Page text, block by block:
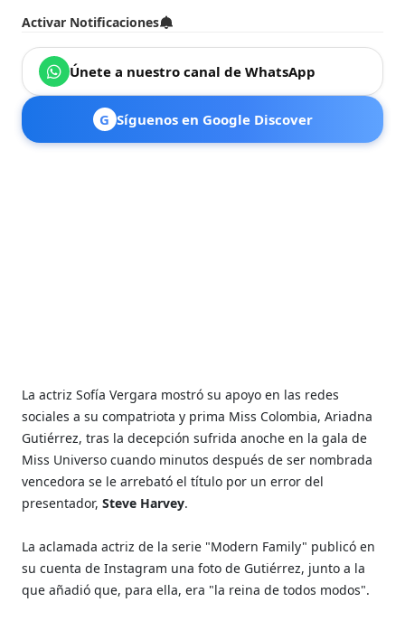
Activar Notificaciones
Únete a nuestro canal de WhatsApp
G Síguenos en Google Discover
La actriz Sofía Vergara mostró su apoyo en las redes
sociales a su compatriota y prima Miss Colombia, Ariadna
Gutiérrez, tras la decepción sufrida anoche en la gala de
Miss Universo cuando minutos después de ser nombrada
vencedora se le arrebató el título por un error del
presentador,Steve Harvey.
La aclamada actriz de la serie "Modern Family" publicó en
su cuenta de Instagram una foto de Gutiérrez, junto a la
que añadió que, para ella, era "la reina de todos modos".